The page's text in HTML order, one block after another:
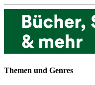
Themen und Genres